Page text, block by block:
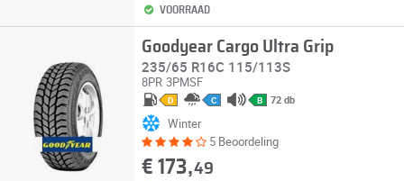
VOORRAAD
Goodyear Cargo Ultra Grip
235/65 R16C 115/113S
8PR 3PMSF
D C B 72 db
Winter
5 Beoordeling
€ 173,49